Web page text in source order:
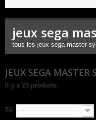
jeux sega
tous les jeux sega master
JEUX SEGA MASTER
Il y a 23 produits.
Tri --